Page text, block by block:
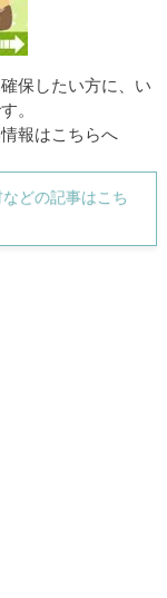
保したい方に、い
。
報はこちらへ
どの記事はこち